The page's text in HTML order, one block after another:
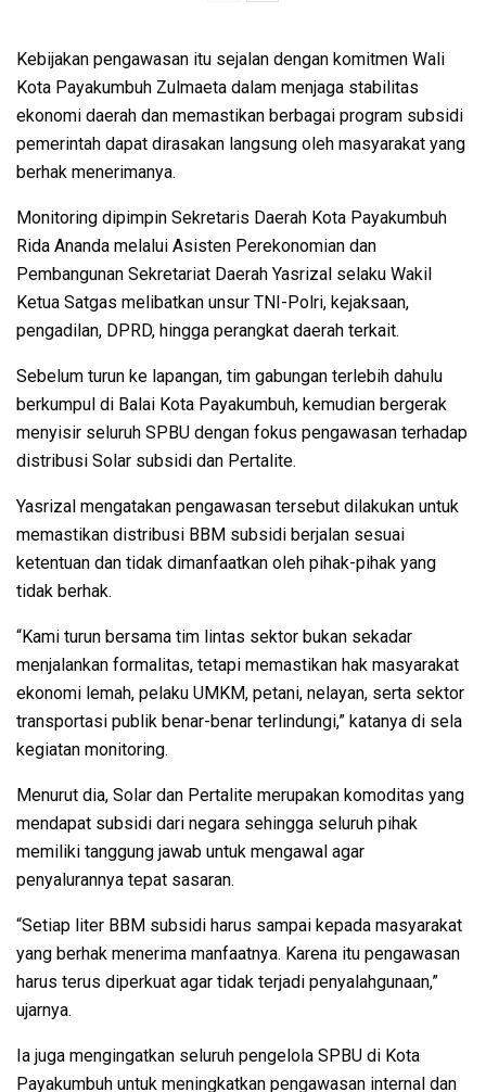
Kebijakan pengawasan itu sejalan dengan komitmen Wali
Kota Payakumbuh Zulmaeta dalam menjaga stabilitas
ekonomi daerah dan memastikan berbagai program subsidi
pemerintah dapat dirasakan langsung oleh masyarakat yang
berhak menerimanya.
Monitoring dipimpin Sekretaris Daerah Kota Payakumbuh
Rida Ananda melalui Asisten Perekonomian dan
Pembangunan Sekretariat Daerah Yasrizal selaku Wakil
Ketua Satgas melibatkan unsur TNI-Polri, kejaksaan,
pengadilan, DPRD, hingga perangkat daerah terkait.
Sebelum turun ke lapangan, tim gabungan terlebih dahulu
berkumpul di Balai Kota Payakumbuh, kemudian bergerak
menyisir seluruh SPBU dengan fokus pengawasan terhadap
distribusi Solar subsidi dan Pertalite.
Yasrizal mengatakan pengawasan tersebut dilakukan untuk
memastikan distribusi BBM subsidi berjalan sesuai
ketentuan dan tidak dimanfaatkan oleh pihak-pihak yang
tidak berhak.
“Kami turun bersama tim lintas sektor bukan sekadar
menjalankan formalitas, tetapi memastikan hak masyarakat
ekonomi lemah, pelaku UMKM, petani, nelayan, serta sektor
transportasi publik benar-benar terlindungi,” katanya di sela
kegiatan monitoring.
Menurut dia, Solar dan Pertalite merupakan komoditas yang
mendapat subsidi dari negara sehingga seluruh pihak
memiliki tanggung jawab untuk mengawal agar
penyalurannya tepat sasaran.
“Setiap liter BBM subsidi harus sampai kepada masyarakat
yang berhak menerima manfaatnya. Karena itu pengawasan
harus terus diperkuat agar tidak terjadi penyalahgunaan,”
ujarnya.
Ia juga mengingatkan seluruh pengelola SPBU di Kota
Payakumbuh untuk meningkatkan pengawasan internal dan